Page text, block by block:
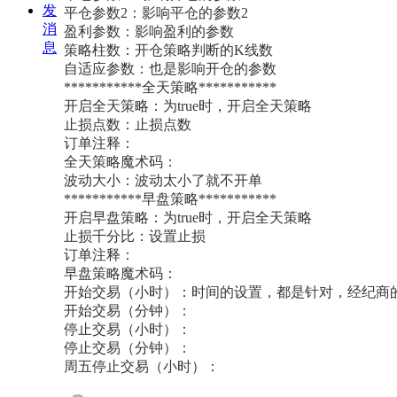
发
消
息
平仓参数2： 影响平仓的参数2
盈利参数： 影响盈利的参数
策略柱数： 开仓策略判断的K线数
自适应参数： 也是影响开仓的参数
***********全天策略***********
开启全天策略： 为true时，开启全天策略
止损点数： 止损点数
订单注释：
全天策略魔术码：
波动大小： 波动太小了就不开单
***********早盘策略***********
开启早盘策略： 为true时，开启全天策略
止损千分比： 设置止损
订单注释：
早盘策略魔术码：
开始交易（小时）： 时间的设置，都是针对，经纪商
开始交易（分钟）：
停止交易（小时）：
停止交易（分钟）：
周五停止交易（小时）：